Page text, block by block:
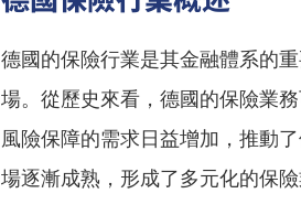
德國的保險行業是其金融體系的
場。從歷史來看，德國的保險業
風險保障的需求日益增加，推動
場逐漸成熟，形成了多元化的保險